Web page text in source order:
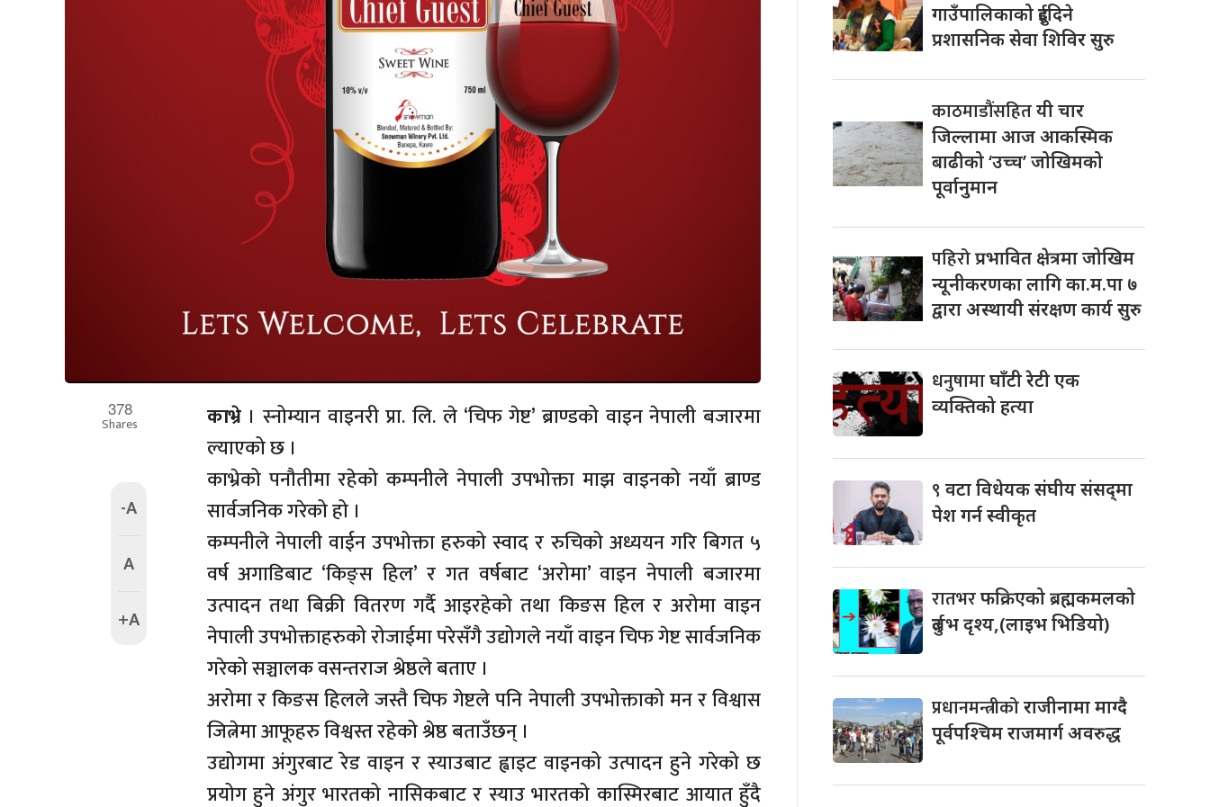
378
Shares
-A
A
+A
काभ्रे। स्नोम्यान वाइनरी प्रा. लि. ले ‘चिफ गेष्ट’ ब्राण्डको वाइन नेपाली बजारमा
ल्याएको छ ।
काभ्रेको पनौतीमा रहेको कम्पनीले नेपाली उपभोक्ता माझ वाइनको नयाँ ब्राण्ड
सार्वजनिक गरेको हो ।
कम्पनीले नेपाली वाईन उपभोक्ता हरुको स्वाद र रुचिको अध्ययन गरि बिगत ५
वर्ष अगाडिबाट ‘किङ्स हिल’ र गत वर्षबाट ‘अरोमा’ वाइन नेपाली बजारमा
उत्पादन तथा बिक्री वितरण गर्दै आइरहेको तथा किङस हिल र अरोमा वाइन
नेपाली उपभोक्ताहरुको रोजाईमा परेसँगै उद्योगले नयाँ वाइन चिफ गेष्ट सार्वजनिक
गरेको सञ्चालक वसन्तराज श्रेष्ठले बताए ।
अरोमा र किङस हिलले जस्तै चिफ गेष्टले पनि नेपाली उपभोक्ताको मन र विश्वास
जित्नेमा आफूहरु विश्वस्त रहेको श्रेष्ठ बताउँछन् ।
उद्योगमा अंगुरबाट रेड वाइन र स्याउबाट ह्वाइट वाइनको उत्पादन हुने गरेको छ
प्रयोग हुने अंगुर भारतको नासिकबाट र स्याउ भारतको कास्मिरबाट आयात हुँदै
गाउँपालिकाको दुईदिने
प्रशासनिक सेवा शिविर सुरु
काठमाडौंसहितयी चार
जिल्लामा आज आकस्मिक
बाढीको ‘उच्च’ जोखिमको
पूर्वानुमान
पहिरोप्रभावित क्षेत्रमा जोखिम
न्यूनीकरणका लागि का.म.पा ७
द्वारा अस्थायी संरक्षण कार्य सुरु
धनुषामाघाँटी रेटी एक
व्यक्तिको हत्या
९वटा विधेयक संघीय संसद्‌मा
पेश गर्न स्वीकृत
रातभरफक्रिएको ब्रह्मकमलको
दुर्लभ दृश्य,(लाइभ भिडियो)
प्रधानमन्त्रीकोराजीनामा माग्दै
पूर्वपश्चिम राजमार्ग अवरुद्ध